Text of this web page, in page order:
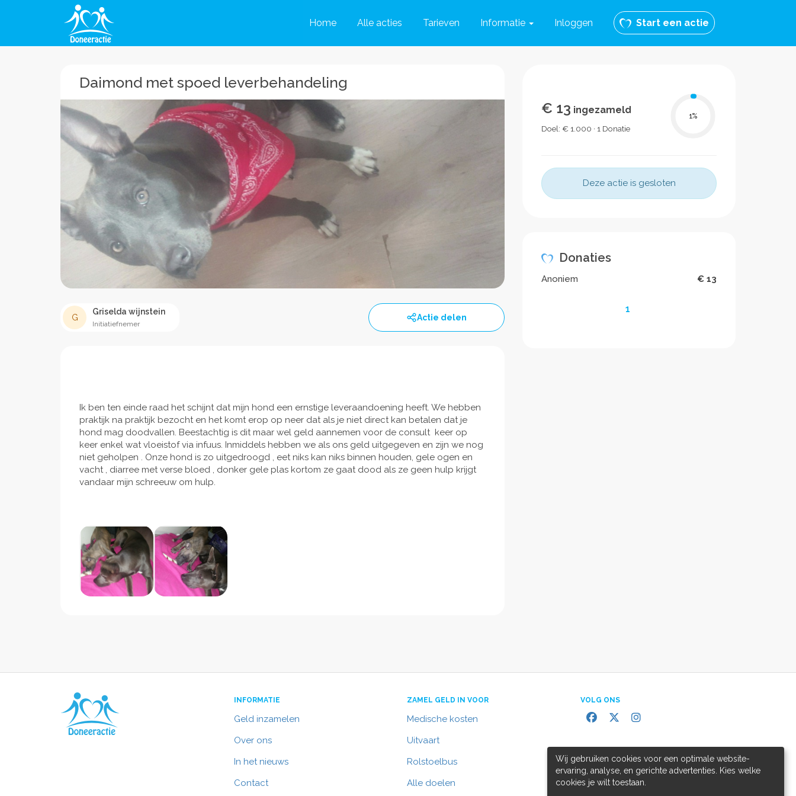
Home Alle acties Tarieven Informatie Inloggen Start een actie
Daimond met spoed leverbehandeling
G
Griselda wijnstein
Initiatiefnemer
Actie delen
Ik ben ten einde raad het schijnt dat mijn hond een ernstige leveraandoening heeft. We hebben
praktijk na praktijk bezocht en het komt erop op neer dat als je niet direct kan betalen dat je
hond mag doodvallen. Beestachtig is dit maar wel geld aannemen voor de consult keer op
keer enkel wat vloeistof via infuus. Inmiddels hebben we als ons geld uitgegeven en zijn we nog
niet geholpen . Onze hond is zo uitgedroogd , eet niks kan niks binnen houden, gele ogen en
vacht , diarree met verse bloed , donker gele plas kortom ze gaat dood als ze geen hulp krijgt
vandaar mijn schreeuw om hulp.
€ 13 ingezameld
Doel: € 1.000 · 1 Donatie
1%
Deze actie is gesloten
Donaties
Anoniem € 13
1
INFORMATIE
Geld inzamelen
Over ons
In het nieuws
Contact
ZAMEL GELD IN VOOR
Medische kosten
Uitvaart
Rolstoelbus
Alle doelen
VOLG ONS
Wij gebruiken cookies voor een optimale website-
ervaring, analyse, en gerichte advertenties. Kies welke
cookies je wilt toestaan.